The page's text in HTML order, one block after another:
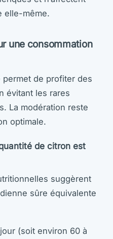
elle-même.
une consommation
de profiter des
évitant les rares
La modération reste
optimale.
de citron est
suggèrent
sûre équivalente
(soit environ 60 à